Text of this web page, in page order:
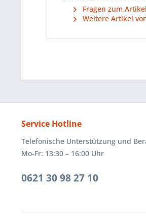
Fragen zum
Weitere Artikel
Service Hotline
Telefonische Unterstützung und
Mo-Fr: 13:30 – 16:00 Uhr
0621 30 98 27 10